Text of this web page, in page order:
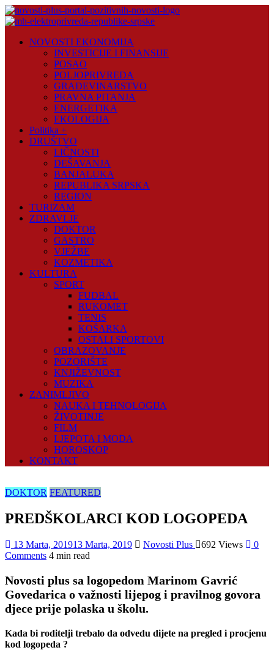
Skip
to
Plus
NOVOSTI EKONOMIJA
INVESTICIJE I FINANSIJE
POSAO
POLJOPRIVREDA
GRAĐEVINARSTVO
PRAVNA PITANJA
ENERGETIKA
EKOLOGIJA
Politika +
DRUŠTVO
LIČNOSTI
DEŠAVANJA
BANJALUKA
REPUBLIKA SRPSKA
REGION
TURIZAM
ZDRAVLJE
DOKTOR
GASTRO
VJEŽBE
KOZMETIKA
KULTURA
SPORT
FUDBAL
RUKOMET
TENIS
KOŠARKA
OSTALI SPORTOVI
OBRAZOVANJE
POZORIŠTE
KNJIŽEVNOST
MUZIKA
ZANIMLJIVO
NAUKA I TEHNOLOGIJA
ŽIVOTINJE
FILM
LJEPOTA I MODA
HOROSKOP
KONTAKT
DOKTOR FEATURED
PREDŠKOLARCI KOD LOGOPEDA
13 Marta, 201913 Marta, 2019 Novosti Plus 692 Views
0
Comments 4 min read
Novosti plus sa logopedom Marinom Gavrić
Govedarica o važnosti lijepog i pravilnog govora
djece prije polaska u školu.
Kada bi roditelji trebalo da odvedu dijete na pregled i procjenu
kod logopeda ?